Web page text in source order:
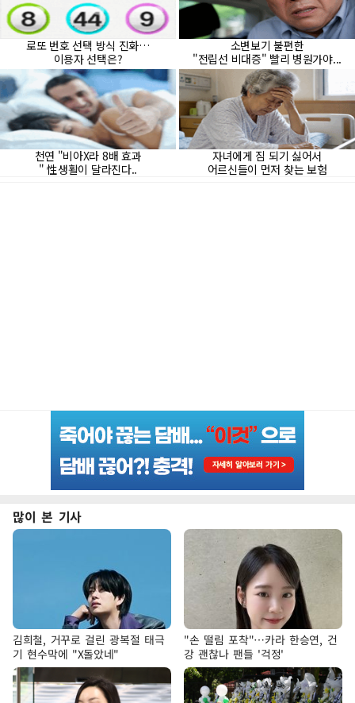
많이 본 기사
김희철, 거꾸로 걸린 광복절 태극
기 현수막에 "X돌았네"
"손 떨림 포착"…카라 한승연, 건
강 괜찮나 팬들 '걱정'